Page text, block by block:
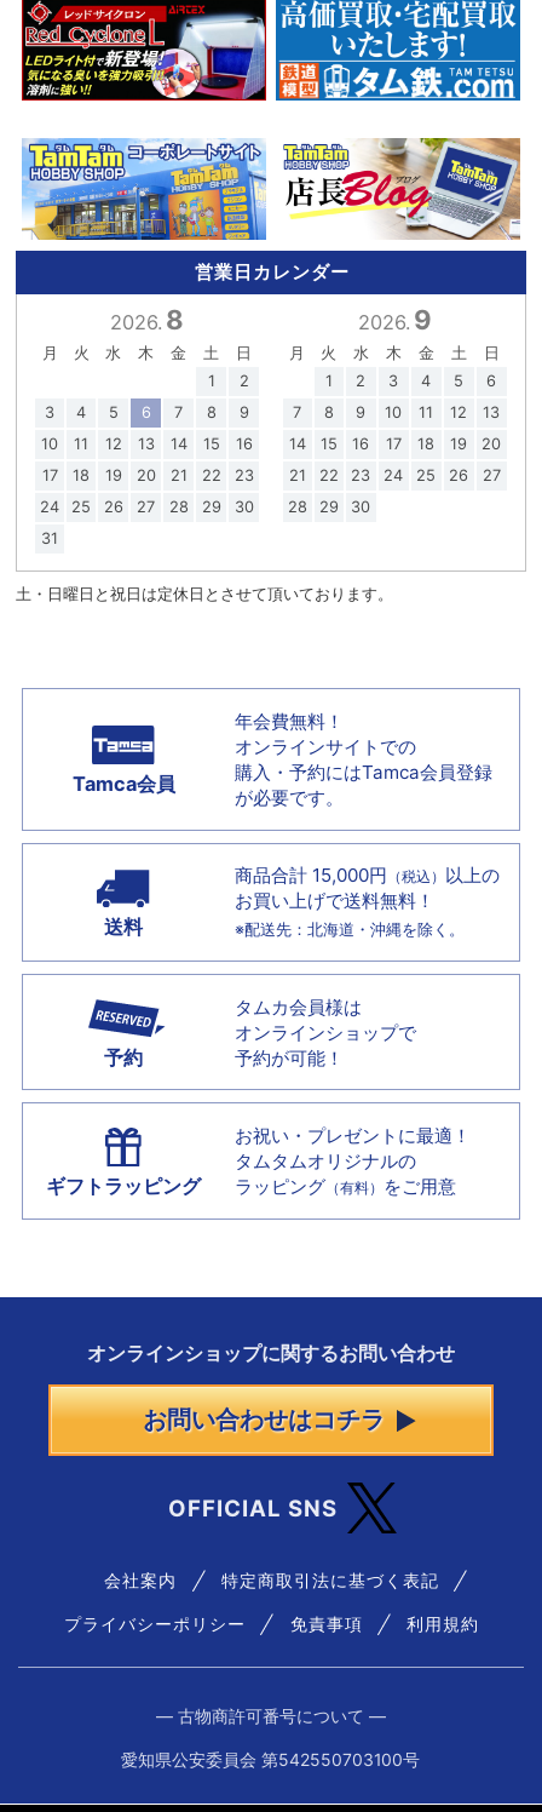
営業日カレンダー
2026. 8
月 火 水 木 金 土
日
1
2
3
4 5 6 7 8
9
10
11 12 13 14 15
16
17
18 19 20 21 22
23
24
25 26 27 28 29
30
31
2026. 9
月 火 水 木 金 土
日
1
2 3 4 5
6
7
8 9 10 11 12
13
14
15 16 17 18 19
20
21
22 23 24 25 26
27
28
29 30
土・日曜日と祝日は定休日とさせて頂いております。
Tamca会員
年会費無料！
オンラインサイトでの
購入・予約にはTamca会員登録
が必要です。
送料
商品合計 15,000円 （税込） 以上の
お買い上げで送料無料！
※配送先：北海道・沖縄を除く。
予約
タムカ会員様は
オンラインショップで
予約が可能！
ギフトラッピング
お祝い・プレゼントに最適！
タムタムオリジナルの
ラッピング （有料） をご用意
オンラインショップに関するお問い合わせ
お問い合わせはコチラ
OFFICIAL SNS
会社案内 特定商取引法に基づく表記
プライバシーポリシー 免責事項 利用規約
― 古物商許可番号について ―
愛知県公安委員会 第542550703100号